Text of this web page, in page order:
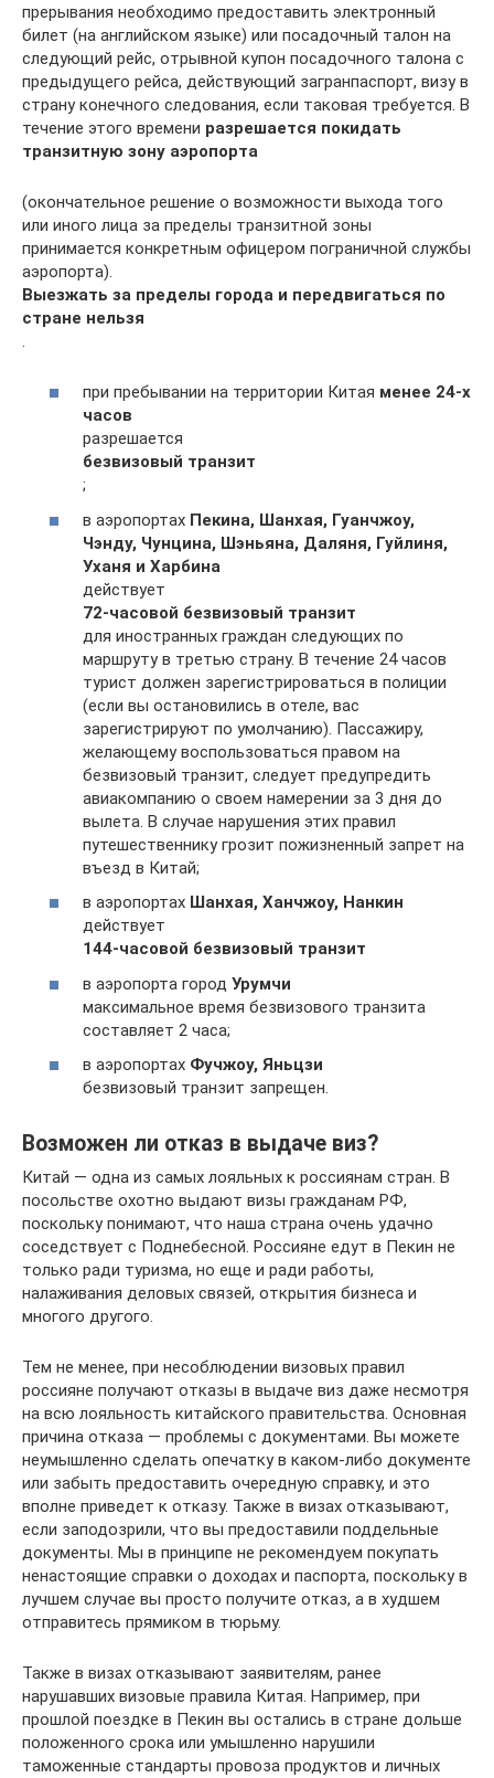
прерывания необходимо предоставить электронный
билет (на английском языке) или посадочный талон на
следующий рейс, отрывной купон посадочного талона с
предыдущего рейса, действующий загранпаспорт, визу в
страну конечного следования, если таковая требуется. В
течение этого времени разрешается покидать
транзитную зону аэропорта
(окончательное решение о возможности выхода того
или иного лица за пределы транзитной зоны
принимается конкретным офицером пограничной службы
аэропорта).
Выезжать за пределы города и передвигаться по
стране нельзя
при пребывании на территории Китая менее 24-х
часов
разрешается
безвизовый транзит
;
в аэропортах Пекина, Шанхая, Гуанчжоу,
Чэнду, Чунцина, Шэньяна, Даляня, Гуйлиня,
Уханя и Харбина
действует
72-часовой безвизовый транзит
для иностранных граждан следующих по
маршруту в третью страну. В течение 24 часов
турист должен зарегистрироваться в полиции
(если вы остановились в отеле, вас
зарегистрируют по умолчанию). Пассажиру,
желающему воспользоваться правом на
безвизовый транзит, следует предупредить
авиакомпанию о своем намерении за 3 дня до
вылета. В случае нарушения этих правил
путешественнику грозит пожизненный запрет на
въезд в Китай;
в аэропортах Шанхая, Ханчжоу, Нанкин
действует
144-часовой безвизовый транзит
в аэропорта город Урумчи
максимальное время безвизового транзита
составляет 2 часа;
в аэропортах Фучжоу, Яньцзи
безвизовый транзит запрещен.
Возможен ли отказ в выдаче виз?
Китай — одна из самых лояльных к россиянам стран. В
посольстве охотно выдают визы гражданам РФ,
поскольку понимают, что наша страна очень удачно
соседствует с Поднебесной. Россияне едут в Пекин не
только ради туризма, но еще и ради работы,
налаживания деловых связей, открытия бизнеса и
многого другого.
Тем не менее, при несоблюдении визовых правил
россияне получают отказы в выдаче виз даже несмотря
на всю лояльность китайского правительства. Основная
причина отказа — проблемы с документами. Вы можете
неумышленно сделать опечатку в каком-либо документе
или забыть предоставить очередную справку, и это
вполне приведет к отказу. Также в визах отказывают,
если заподозрили, что вы предоставили поддельные
документы. Мы в принципе не рекомендуем покупать
ненастоящие справки о доходах и паспорта, поскольку в
лучшем случае вы просто получите отказ, а в худшем
отправитесь прямиком в тюрьму.
Также в визах отказывают заявителям, ранее
нарушавших визовые правила Китая. Например, при
прошлой поездке в Пекин вы остались в стране дольше
положенного срока или умышленно нарушили
таможенные стандарты провоза продуктов и личных